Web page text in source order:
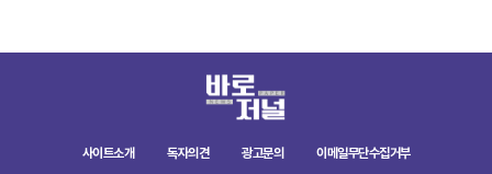
사이트소개 독자의견 광고문의 이메일무단수집거부